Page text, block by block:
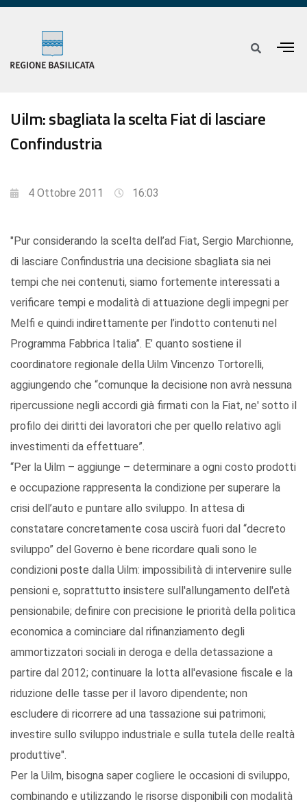
Uilm: sbagliata la scelta Fiat di lasciare
Confindustria
4 Ottobre 2011 16:03
"Pur considerando la scelta dell’ad Fiat, Sergio Marchionne,
di lasciare Confindustria una decisione sbagliata sia nei
tempi che nei contenuti, siamo fortemente interessati a
verificare tempi e modalità di attuazione degli impegni per
Melfi e quindi indirettamente per l’indotto contenuti nel
Programma Fabbrica Italia”. E’ quanto sostiene il
coordinatore regionale della Uilm Vincenzo Tortorelli,
aggiungendo che “comunque la decisione non avrà nessuna
ripercussione negli accordi già firmati con la Fiat, ne' sotto il
profilo dei diritti dei lavoratori che per quello relativo agli
investimenti da effettuare”.
“Per la Uilm – aggiunge – determinare a ogni costo prodotti
e occupazione rappresenta la condizione per superare la
crisi dell’auto e puntare allo sviluppo. In attesa di
constatare concretamente cosa uscirà fuori dal “decreto
sviluppo” del Governo è bene ricordare quali sono le
condizioni poste dalla Uilm: impossibilità di intervenire sulle
pensioni e, soprattutto insistere sull'allungamento dell'età
pensionabile; definire con precisione le priorità della politica
economica a cominciare dal rifinanziamento degli
ammortizzatori sociali in deroga e della detassazione a
partire dal 2012; continuare la lotta all'evasione fiscale e la
riduzione delle tasse per il lavoro dipendente; non
escludere di ricorrere ad una tassazione sui patrimoni;
investire sullo sviluppo industriale e sulla tutela delle realtà
produttive".
Per la Uilm, bisogna saper cogliere le occasioni di sviluppo,
combinando e utilizzando le risorse disponibili con modalità